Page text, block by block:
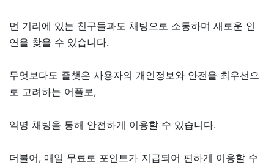
먼 거리에 있는 친구들과도 채팅으로 소통하며 새로운 인
연을 찾을 수 있습니다.
무엇보다도 즐챗은 사용자의 개인정보와 안전을 최우선으
로 고려하는 어플로,
익명 채팅을 통해 안전하게 이용할 수 있습니다.
더불어, 매일 무료로 포인트가 지급되어 편하게 이용할 수